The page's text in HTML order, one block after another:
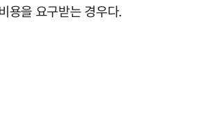
용을 요구받는 경우다.